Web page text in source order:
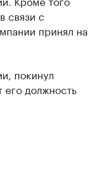
связи с
принял на
покинул
должность